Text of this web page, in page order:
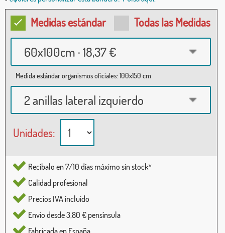
Medidas estándar Todas las Medidas
60x100cm · 18,37 €
Medida estándar organismos oficiales: 100x150 cm
2 anillas lateral izquierdo
Unidades:
Recíbalo en 7/10 días máximo sin stock*
Calidad profesional
Precios IVA incluido
Envío desde 3,80 € pensínsula
Fabricada en España